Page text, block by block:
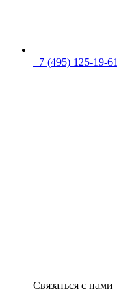
+7 (495) 125-19-61
Связаться с нами